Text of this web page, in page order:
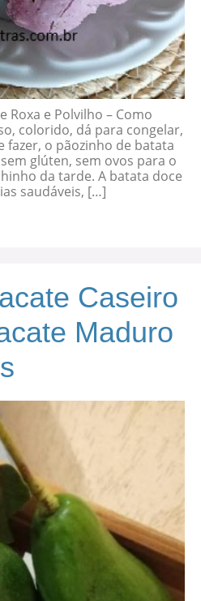
Roxa e Polvilho – Como
colorido, dá para congelar,
fazer, o pãozinho de batata
glúten, sem ovos para o
da tarde. A batata doce
saudáveis, […]
Caseiro
Maduro